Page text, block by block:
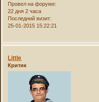
Провел на форуме:
22 дня 2 часа
Последний визит:
25-01-2015 15:22:21
Little
Критик